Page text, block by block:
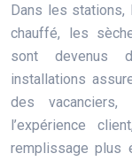
Dans les
chauffé, les
sont devenus
installations
des vacanciers,
l’expérience
remplissage plus